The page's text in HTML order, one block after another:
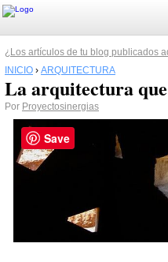
¿Los artículos de tu blog publicados
INICIO › ARQUITECTURA
La arquitectura
Por Proyectosinergias
Save